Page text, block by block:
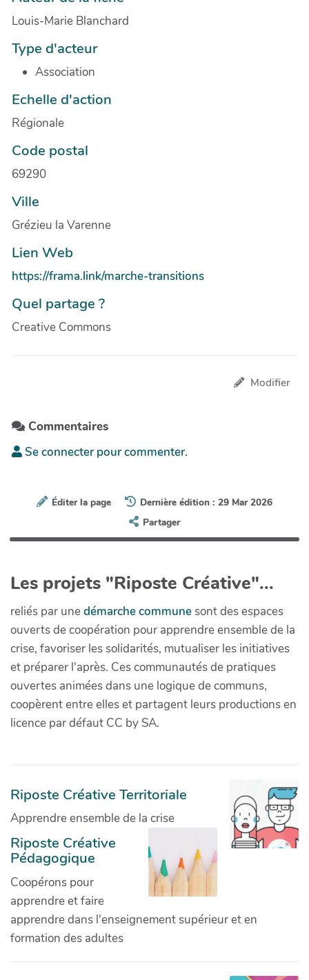
Louis-Marie Blanchard
Type d'acteur
Association
Echelle d'action
Régionale
Code postal
69290
Ville
Grézieu la Varenne
Lien Web
https://frama.link/marche-transitions
Quel partage ?
Creative Commons
Modifier
Commentaires
Se connecter pour commenter.
Éditer la page
Dernière édition : 29 Mar 2026
Partager
Les projets "Riposte Créative"...
reliés par unedémarche communesont des espaces
ouverts de coopération pour apprendre ensemble de la
crise, favoriser les solidarités, mutualiser les initiatives
et préparer l'après. Ces communautés de pratiques
ouvertes animées dans une logique de communs,
coopèrent entre elles et partagent leurs productions en
licence par défaut CC by SA.
Riposte Créative Territoriale
Apprendre ensemble de la crise
Riposte Créative
Pédagogique
Coopérons pour
apprendre et faire
apprendre dans l'enseignement supérieur et en
formation des adultes